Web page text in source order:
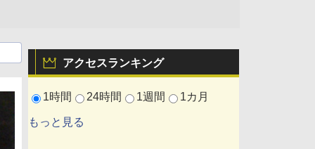
アクセスランキング
1時間 24時間 1週間 1カ月
もっと見る